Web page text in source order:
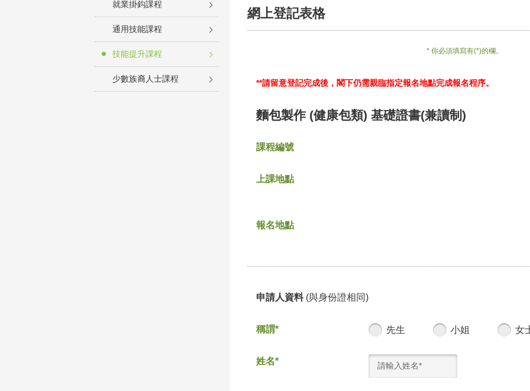
就業掛鈎課程
通用技能課程
技能提升課程
少數族裔人士課程
網上登記表格
* 你必須填寫有(*)的欄。
**請留意登記完成後，閣下仍需親臨指定報名地點完成報名程序。
麵包製作 (健康包類) 基礎證書(兼讀制)
課程編號
上課地點
報名地點
申請人資料 (與身份證相同)
稱謂* 先生 小姐 女
姓名*